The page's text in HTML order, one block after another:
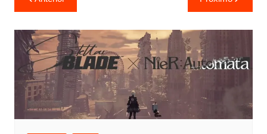
de
Post